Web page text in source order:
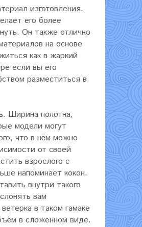
изготовления.
его более
Он также отлично
на основе
как в жаркий
если вы его
разместиться в
Ширина полотна,
модели могут
что в нём можно
от своей
взрослого с
напоминает кокон.
внутри такого
вам
в таком гамаке
в сложенном виде.